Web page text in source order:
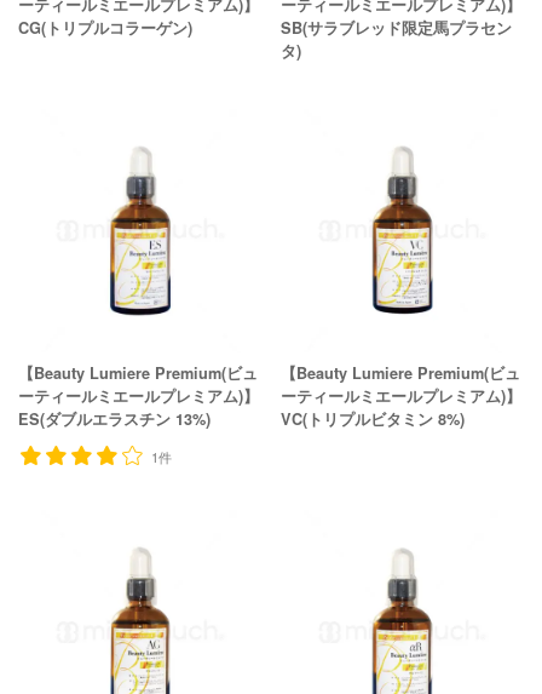
ーティールミエールプレミアム)】
CG(トリプルコラーゲン)
ーティールミエールプレミアム)】
SB(サラブレッド限定馬プラセン
タ)
【Beauty Lumiere Premium(ビュ
ーティールミエールプレミアム)】
ES(ダブルエラスチン 13%)
1件
【Beauty Lumiere Premium(ビュ
ーティールミエールプレミアム)】
VC(トリプルビタミン 8%)